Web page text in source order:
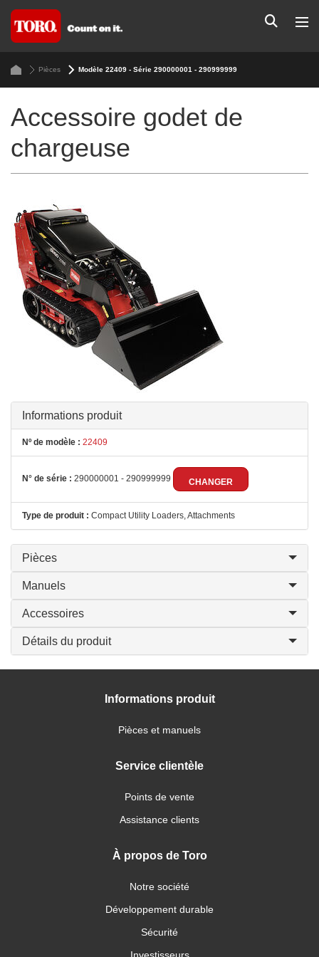
Pièces Modèle 22409 - Série 290000001 - 290999999
Accessoire godet de
chargeuse
Informations produit
Nº de modèle : 22409
N° de série : 290000001 - 290999999 CHANGER
Type de produit : Compact Utility Loaders, Attachments
Pièces
Manuels
Accessoires
Détails du produit
Informations produit
Pièces et manuels
Service clientèle
Points de vente
Assistance clients
À propos de Toro
Notre société
Développement durable
Sécurité